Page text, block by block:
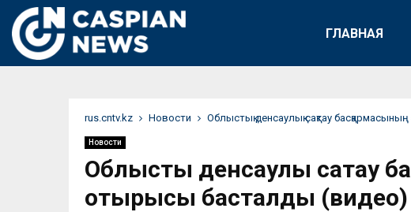
ГЛАВНАЯ
rus.cntv.kz Новости Облыстық денсаулық сақтау
Новости
Облыстық денсаулық
отырысы басталды (видео)